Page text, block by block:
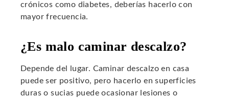
crónicos como diabetes, deberías hacerlo con
mayor frecuencia.
¿Es malo caminar descalzo?
Depende del lugar. Caminar descalzo en casa
puede ser positivo, pero hacerlo en superficies
duras o sucias puede ocasionar lesiones o